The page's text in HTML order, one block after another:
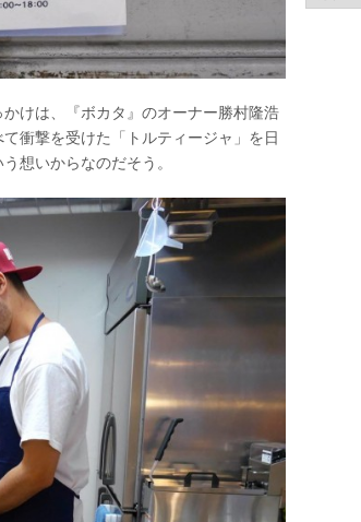
けは、『ボカタ』のオーナー勝村隆浩
衝撃を受けた「トルティージャ」を日
想いからなのだそう。
テ